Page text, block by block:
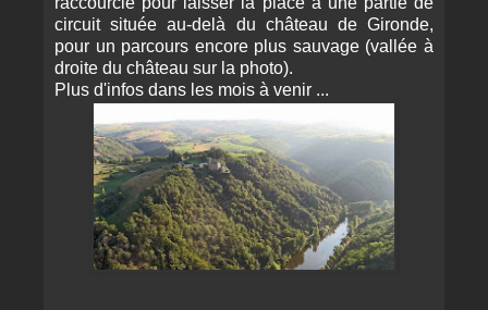
circuit située au-delà du château de Gironde,
pour un parcours encore plus sauvage (vallée à
droite du château sur la photo).
Plus d'infos dans les mois à venir ...